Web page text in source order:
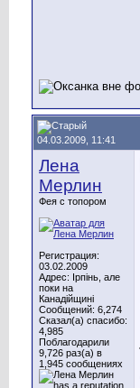
04.03.2009, 11:41
Лена
Мерлин
Фея с топором
Регистрация:
03.02.2009
Адрес: Ірпінь, але
поки на
Канадійщині
Сообщений: 6,274
Сказал(а) спасибо:
4,985
Поблагодарили
9,726 раз(а) в
1,945 сообщениях